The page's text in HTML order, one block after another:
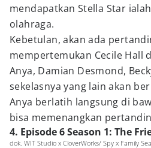
mendapatkan Stella Star
olahraga.
Kebetulan, akan ada
mempertemukan Cecile Hall
Anya, Damian Desmond,
sekelasnya yang lain akan
Anya berlatih langsung di
bisa memenangkan
4. Episode 6 Season 1: The
dok. WIT Studio x CloverWorks/ Spy x Family